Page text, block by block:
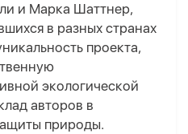
и Марка Шаттнер,
в разных странах
проекта,
экологической
авторов в
природы.